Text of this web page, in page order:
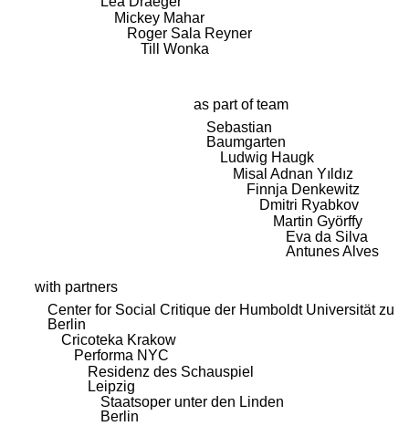
Mickey Mahar
Roger Sala Reyner
Till Wonka
as part of team
Sebastian
Baumgarten
Ludwig Haugk
Misal Adnan Yıldız
Finnja Denkewitz
Dmitri Ryabkov
Martin Györffy
Eva da Silva
Antunes Alves
with partners
Center for Social Critique der Humboldt Universität zu
Berlin
Cricoteka Krakow
Performa NYC
Residenz des Schauspiel
Leipzig
Staatsoper unter den Linden
Berlin